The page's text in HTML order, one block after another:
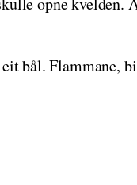
bål. Flammane,